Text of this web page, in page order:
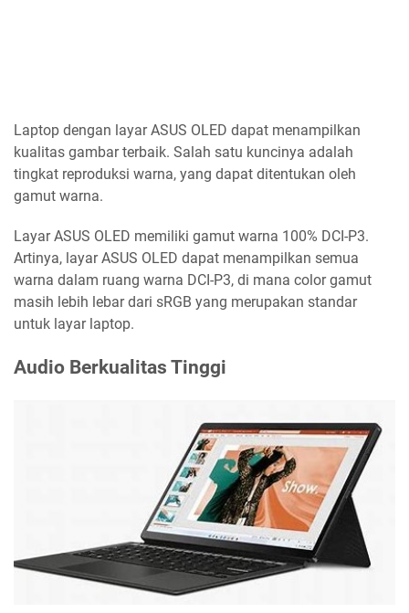
Laptop dengan layar ASUS OLED dapat menampilkan
kualitas gambar terbaik. Salah satu kuncinya adalah
tingkat reproduksi warna, yang dapat ditentukan oleh
gamut warna.
Layar ASUS OLED memiliki gamut warna 100% DCI-P3.
Artinya, layar ASUS OLED dapat menampilkan semua
warna dalam ruang warna DCI-P3, di mana color gamut
masih lebih lebar dari sRGB yang merupakan standar
untuk layar laptop.
Audio Berkualitas Tinggi